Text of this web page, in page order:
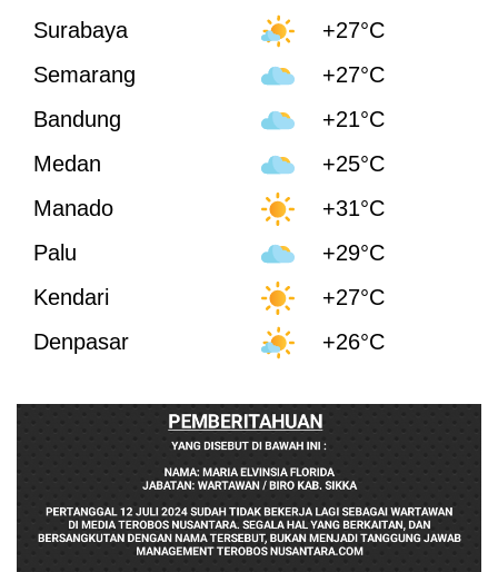
Surabaya
+27°C
Semarang
+27°C
Bandung
+21°C
Medan
+25°C
Manado
+31°C
Palu
+29°C
Kendari
+27°C
Denpasar
+26°C